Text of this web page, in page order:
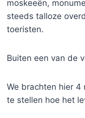
moskeeën,
steeds talloze
toeristen.
Buiten een van de
We brachten hier
te stellen hoe het